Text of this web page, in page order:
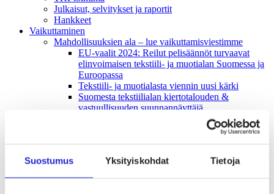
Suostumus Yksityiskohdat Tietoja
Julkaisut, selvitykset ja raportit
Hankkeet
Vaikuttaminen
Mahdollisuuksien ala – lue vaikuttamis­viestimme
EU-vaalit 2024: Reilut pelisäännöt turvaavat
elinvoimaisen tekstiili- ja muotialan Suomessa ja
Euroopassa
Tekstiili- ja muotialasta viennin uusi kärki
Suomesta tekstiilialan kiertotalouden &
vastuullisuuden suunnannäyttäjä
Tekstiili- ja muotiala tarvitsee monipuolista
Luodaan kannusteet kuluttajan vihreään